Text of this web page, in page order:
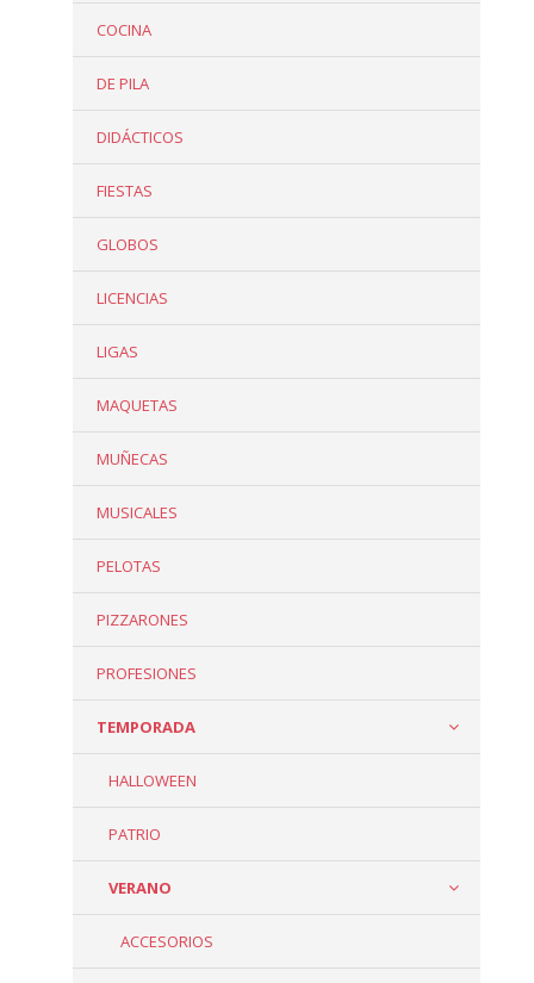
COCINA
DE PILA
DIDÁCTICOS
FIESTAS
GLOBOS
LICENCIAS
LIGAS
MAQUETAS
MUÑECAS
MUSICALES
PELOTAS
PIZZARONES
PROFESIONES
TEMPORADA
HALLOWEEN
PATRIO
VERANO
ACCESORIOS